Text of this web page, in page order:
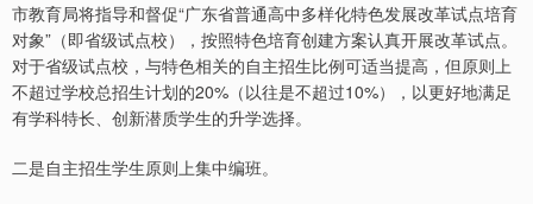
市教育局将指导和督促“广东省普通高中多样化特色发展改革试点培育
对象”（即省级试点校），按照特色培育创建方案认真开展改革试点。
对于省级试点校，与特色相关的自主招生比例可适当提高，但原则上
不超过学校总招生计划的20%（以往是不超过10%），以更好地满足
有学科特长、创新潜质学生的升学选择。
二是自主招生学生原则上集中编班。